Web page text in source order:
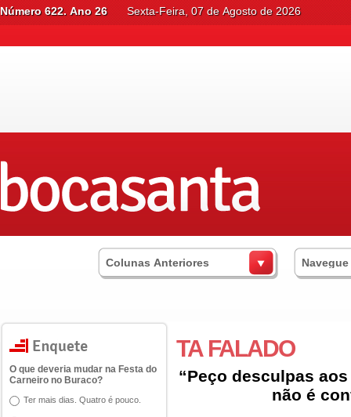
Número 622. Ano 26 Sexta-Feira, 07 de Agosto de 2026
Colunas Anteriores
O que deveria mudar na Festa do
Carneiro no Buraco?
Ter mais dias. Quatro é pouco.
TA FALADO
“Peço desculpas
não é